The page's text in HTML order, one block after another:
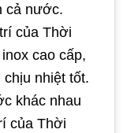
cả nước.
của Thời
cao cấp,
nhiệt tốt.
khác nhau
của Thời